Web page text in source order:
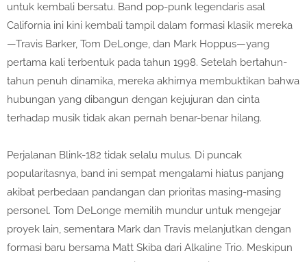
untuk kembali bersatu. Band pop-punk legendaris asal
California ini kini kembali tampil dalam formasi klasik mereka
—Travis Barker, Tom DeLonge, dan Mark Hoppus—yang
pertama kali terbentuk pada tahun 1998. Setelah bertahun-
tahun penuh dinamika, mereka akhirnya membuktikan bahwa
hubungan yang dibangun dengan kejujuran dan cinta
terhadap musik tidak akan pernah benar-benar hilang.
Perjalanan Blink-182 tidak selalu mulus. Di puncak
popularitasnya, band ini sempat mengalami hiatus panjang
akibat perbedaan pandangan dan prioritas masing-masing
personel. Tom DeLonge memilih mundur untuk mengejar
proyek lain, sementara Mark dan Travis melanjutkan dengan
formasi baru bersama Matt Skiba dari Alkaline Trio. Meskipun